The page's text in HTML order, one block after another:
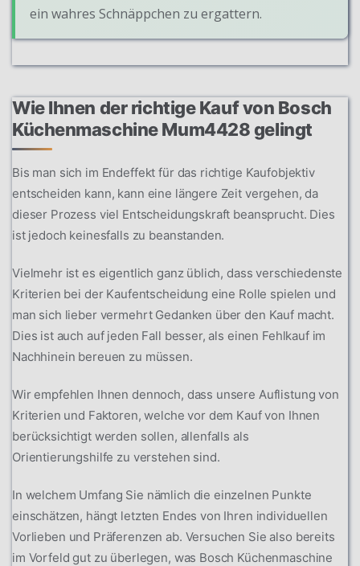
ein wahres Schnäppchen zu ergattern.
Wie Ihnen der richtige Kauf von Bosch
Küchenmaschine Mum4428 gelingt
Bis man sich im Endeffekt für das richtige Kaufobjektiv
entscheiden kann, kann eine längere Zeit vergehen, da
dieser Prozess viel Entscheidungskraft beansprucht. Dies
ist jedoch keinesfalls zu beanstanden.
Vielmehr ist es eigentlich ganz üblich, dass verschiedenste
Kriterien bei der Kaufentscheidung eine Rolle spielen und
man sich lieber vermehrt Gedanken über den Kauf macht.
Dies ist auch auf jeden Fall besser, als einen Fehlkauf im
Nachhinein bereuen zu müssen.
Wir empfehlen Ihnen dennoch, dass unsere Auflistung von
Kriterien und Faktoren, welche vor dem Kauf von Ihnen
berücksichtigt werden sollen, allenfalls als
Orientierungshilfe zu verstehen sind.
In welchem Umfang Sie nämlich die einzelnen Punkte
einschätzen, hängt letzten Endes von Ihren individuellen
Vorlieben und Präferenzen ab. Versuchen Sie also bereits
im Vorfeld gut zu überlegen, was Bosch Küchenmaschine